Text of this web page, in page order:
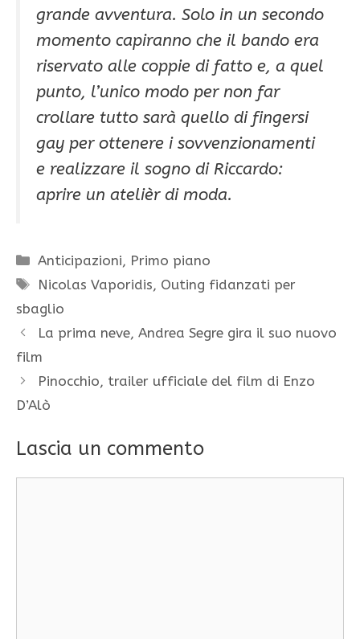
grande avventura. Solo in un secondo
momento capiranno che il bando era
riservato alle coppie di fatto e, a quel
punto, l’unico modo per non far
crollare tutto sarà quello di fingersi
gay per ottenere i sovvenzionamenti
e realizzare il sogno di Riccardo:
aprire un atelièr di moda.
Categorie
Anticipazioni, Primo piano
Tag
Nicolas Vaporidis, Outing fidanzati per
sbaglio
La prima neve, Andrea Segre gira il suo nuovo
film
Pinocchio, trailer ufficiale del film di Enzo
D’Alò
Lascia un commento